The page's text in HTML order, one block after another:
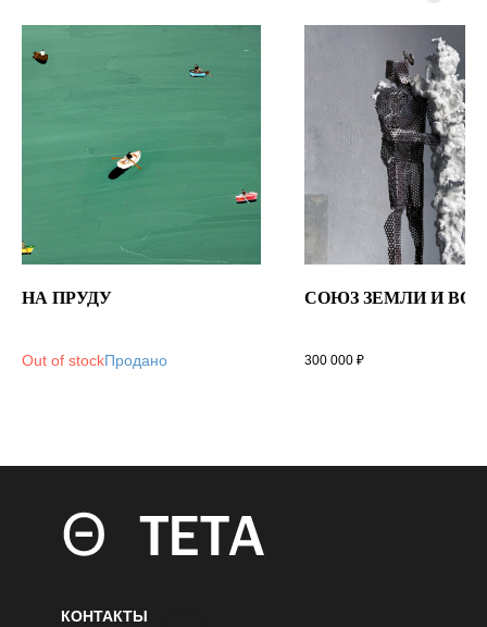
НА ПРУДУ
Out of stock
СОЮЗ ЗЕМЛИ И
300 000 ₽
КОНТАКТЫ